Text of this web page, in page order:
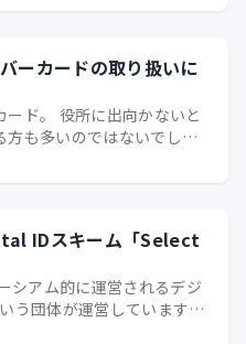
ーカードの取り扱いに
ド。 役所に出向かないと
も多いのではないでしょ
うな資料 を発見し「郵…
IDスキーム「Select
シアム的に運営されるデジ
う団体が運営しています。
ある…